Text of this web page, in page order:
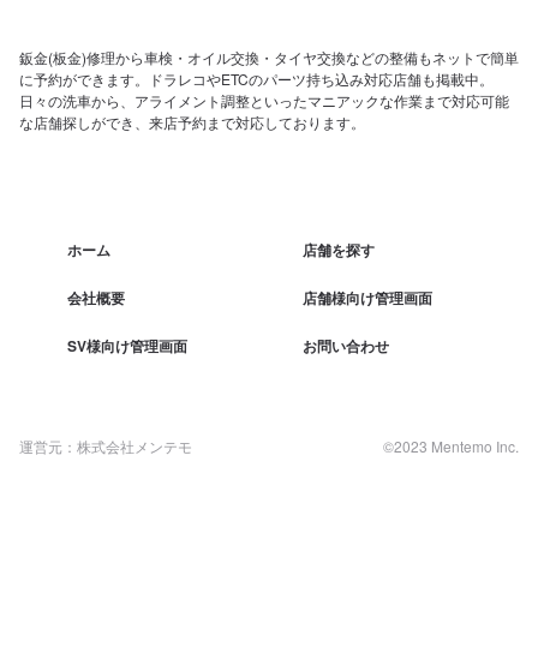
鈑金(板金)修理から車検・オイル交換・タイヤ交換などの整備もネットで簡単
に予約ができます。ドラレコやETCのパーツ持ち込み対応店舗も掲載中。
日々の洗車から、アライメント調整といったマニアックな作業まで対応可能
な店舗探しができ、来店予約まで対応しております。
ホーム 店舗を探す
会社概要 店舗様向け管理画面
SV様向け管理画面 お問い合わせ
運営元：株式会社メンテモ ©2023 Mentemo Inc.